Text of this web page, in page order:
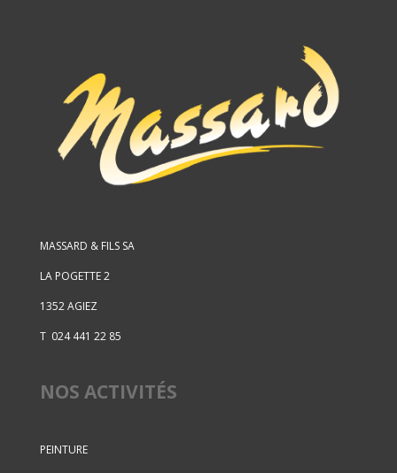
MASSARD & FILS SA
LA POGETTE 2
1352 AGIEZ
T 024 441 22 85
NOS ACTIVITÉS
PEINTURE